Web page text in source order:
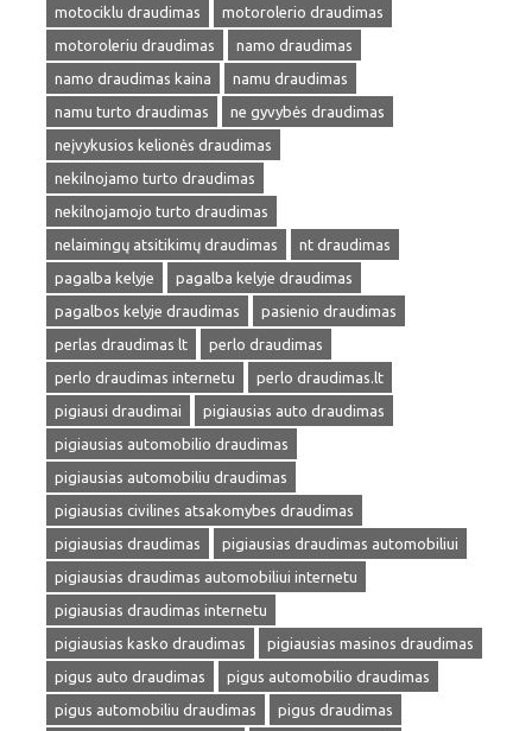
motociklu draudimas
motorolerio draudimas
motoroleriu draudimas
namo draudimas
namo draudimas kaina
namu draudimas
namu turto draudimas
ne gyvybės draudimas
neįvykusios kelionės draudimas
nekilnojamo turto draudimas
nekilnojamojo turto draudimas
nelaimingų atsitikimų draudimas
nt draudimas
pagalba kelyje
pagalba kelyje draudimas
pagalbos kelyje draudimas
pasienio draudimas
perlas draudimas lt
perlo draudimas
perlo draudimas internetu
perlo draudimas.lt
pigiausi draudimai
pigiausias auto draudimas
pigiausias automobilio draudimas
pigiausias automobiliu draudimas
pigiausias civilines atsakomybes draudimas
pigiausias draudimas
pigiausias draudimas automobiliui
pigiausias draudimas automobiliui internetu
pigiausias draudimas internetu
pigiausias kasko draudimas
pigiausias masinos draudimas
pigus auto draudimas
pigus automobilio draudimas
pigus automobiliu draudimas
pigus draudimas